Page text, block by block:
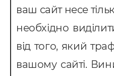
ваш сайт несе
необхідно
від того, який
вашому сайті.